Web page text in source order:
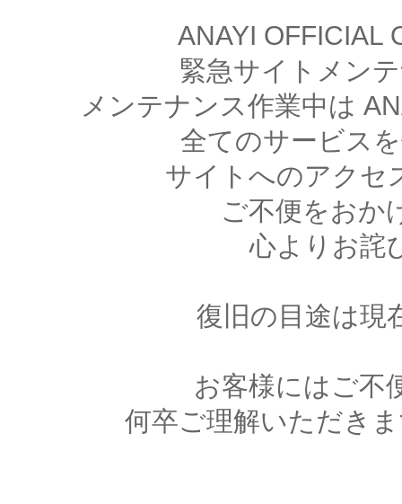
ANAYI OFFICIAL
緊急サイトメン
メンテナンス作業中は
全てのサービス
サイトへのアクセ
ご不便をおか
心よりお詫
復旧の目途は現
お客様にはご不
何卒ご理解いただき